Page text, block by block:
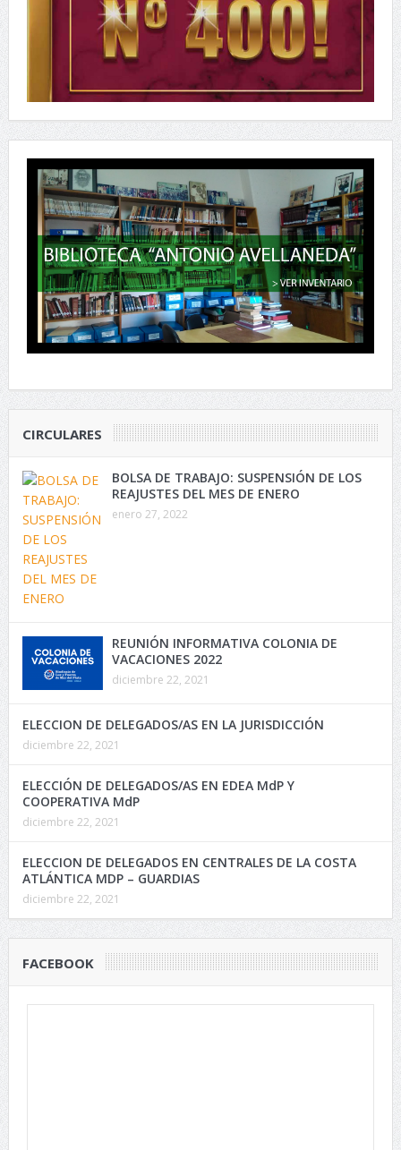
CIRCULARES
BOLSA DE TRABAJO: SUSPENSIÓN DE LOS
REAJUSTES DEL MES DE ENERO
enero 27, 2022
REUNIÓN INFORMATIVA COLONIA DE
VACACIONES 2022
diciembre 22, 2021
ELECCION DE DELEGADOS/AS EN LA JURISDICCIÓN
diciembre 22, 2021
ELECCIÓN DE DELEGADOS/AS EN EDEA MdP Y
COOPERATIVA MdP
diciembre 22, 2021
ELECCION DE DELEGADOS EN CENTRALES DE LA COSTA
ATLÁNTICA MDP – GUARDIAS
diciembre 22, 2021
FACEBOOK